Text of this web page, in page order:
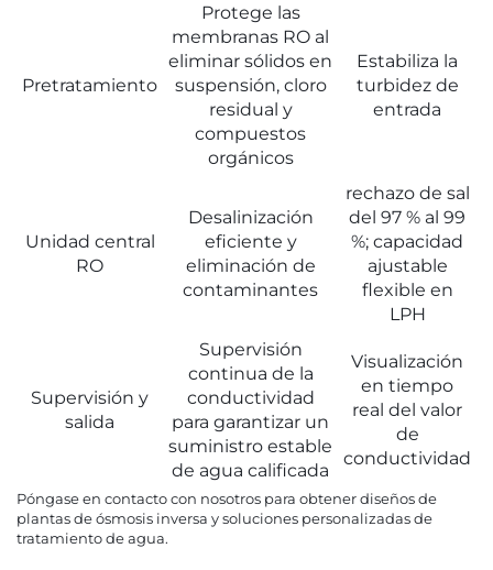
Pretratamiento
Protege las
membranas RO al
eliminar sólidos en
suspensión, cloro
residual y
compuestos
orgánicos
Estabiliza la
turbidez de
entrada
Unidad central
RO
Desalinización
eficiente y
eliminación de
contaminantes
rechazo de sal
del 97 % al 99
%; capacidad
ajustable
flexible en
LPH
Supervisión y
salida
Supervisión
continua de la
conductividad
para garantizar un
suministro estable
de agua calificada
Visualización
en tiempo
real del valor
de
conductividad
Póngase en contacto con nosotros para obtener diseños de
plantas de ósmosis inversa y soluciones personalizadas de
tratamiento de agua.